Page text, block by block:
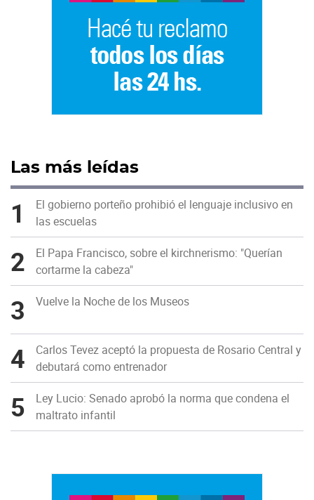
Las más leídas
1
El gobierno porteño prohibió el lenguaje inclusivo en
las escuelas
2
El Papa Francisco, sobre el kirchnerismo: "Querían
cortarme la cabeza"
3 Vuelve la Noche de los Museos
4
Carlos Tevez aceptó la propuesta de Rosario Central y
debutará como entrenador
5
Ley Lucio: Senado aprobó la norma que condena el
maltrato infantil